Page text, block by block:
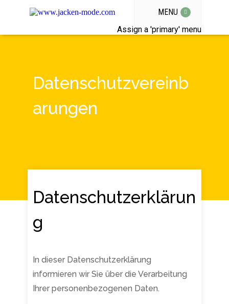
MENU
Assign a 'primary' menu
Datenschutzvereinb
arungen
Datenschutzerklärun
g
In dieser Datenschutzerklärung
informieren wir Sie über die Verarbeitung
Ihrer personenbezogenen Daten.